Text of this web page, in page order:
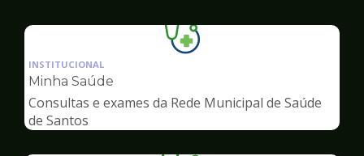
Ilustração
da
de
Saúde
INSTITUCIONAL
Minha Saúde
Consultas e exames da Rede Municipal de Saúde
de Santos